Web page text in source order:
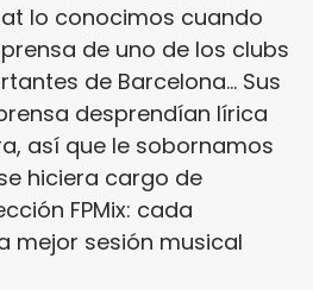
lo conocimos cuando
de uno de los clubs
de Barcelona... Sus
desprendían lírica
así que le sobornamos
hiciera cargo de
FPMix: cada
mejor sesión musical